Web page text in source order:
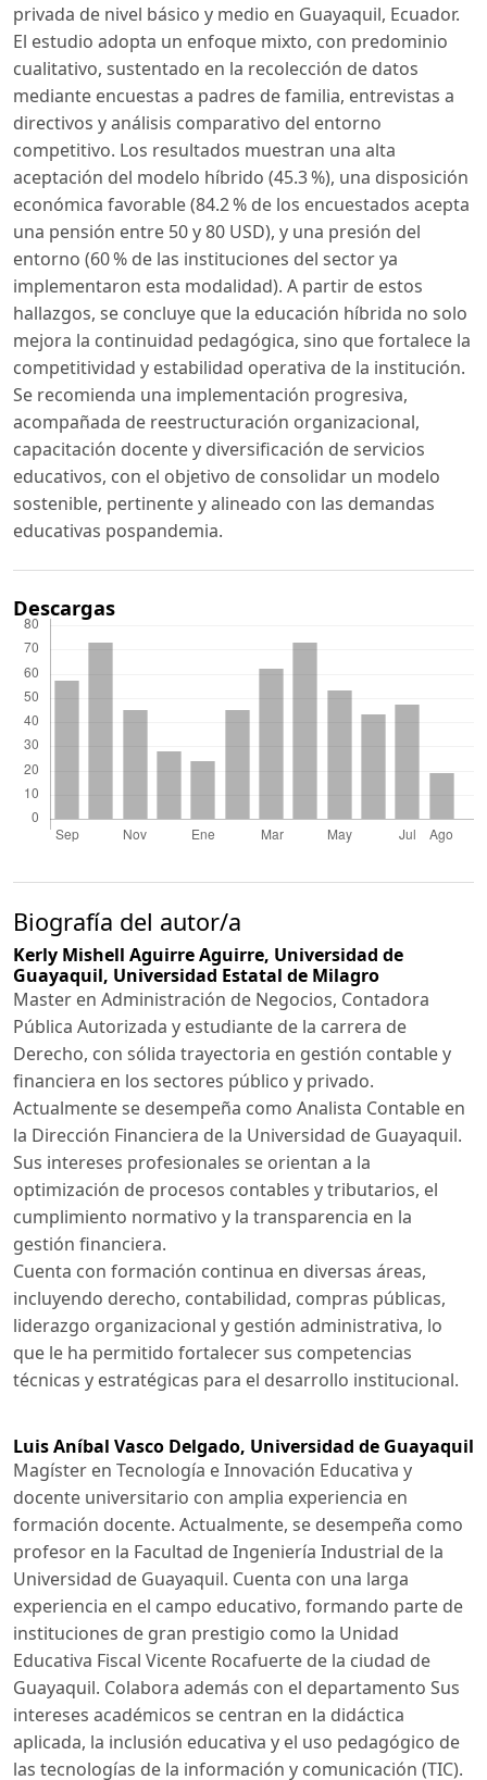
privada de nivel básico y medio en Guayaquil, Ecuador.
El estudio adopta un enfoque mixto, con predominio
cualitativo, sustentado en la recolección de datos
mediante encuestas a padres de familia, entrevistas a
directivos y análisis comparativo del entorno
competitivo. Los resultados muestran una alta
aceptación del modelo híbrido (45.3 %), una disposición
económica favorable (84.2 % de los encuestados acepta
una pensión entre 50 y 80 USD), y una presión del
entorno (60 % de las instituciones del sector ya
implementaron esta modalidad). A partir de estos
hallazgos, se concluye que la educación híbrida no solo
mejora la continuidad pedagógica, sino que fortalece la
competitividad y estabilidad operativa de la institución.
Se recomienda una implementación progresiva,
acompañada de reestructuración organizacional,
capacitación docente y diversificación de servicios
educativos, con el objetivo de consolidar un modelo
sostenible, pertinente y alineado con las demandas
educativas pospandemia.
Descargas
Biografía del autor/a
Kerly Mishell Aguirre Aguirre, Universidad de
Guayaquil, Universidad Estatal de Milagro
Master en Administración de Negocios, Contadora
Pública Autorizada y estudiante de la carrera de
Derecho, con sólida trayectoria en gestión contable y
financiera en los sectores público y privado.
Actualmente se desempeña como Analista Contable en
la Dirección Financiera de la Universidad de Guayaquil.
Sus intereses profesionales se orientan a la
optimización de procesos contables y tributarios, el
cumplimiento normativo y la transparencia en la
gestión financiera.
Cuenta con formación continua en diversas áreas,
incluyendo derecho, contabilidad, compras públicas,
liderazgo organizacional y gestión administrativa, lo
que le ha permitido fortalecer sus competencias
técnicas y estratégicas para el desarrollo institucional.
Luis Aníbal Vasco Delgado, Universidad de Guayaquil
Magíster en Tecnología e Innovación Educativa y
docente universitario con amplia experiencia en
formación docente. Actualmente, se desempeña como
profesor en la Facultad de Ingeniería Industrial de la
Universidad de Guayaquil. Cuenta con una larga
experiencia en el campo educativo, formando parte de
instituciones de gran prestigio como la Unidad
Educativa Fiscal Vicente Rocafuerte de la ciudad de
Guayaquil. Colabora además con el departamento Sus
intereses académicos se centran en la didáctica
aplicada, la inclusión educativa y el uso pedagógico de
las tecnologías de la información y comunicación (TIC).